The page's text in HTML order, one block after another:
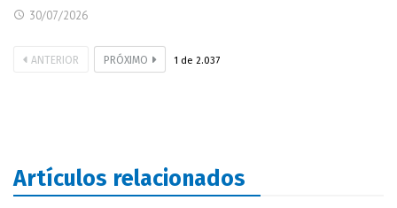
30/07/2026
ANTERIOR PRÓXIMO 1 de 2.037
Artículos relacionados